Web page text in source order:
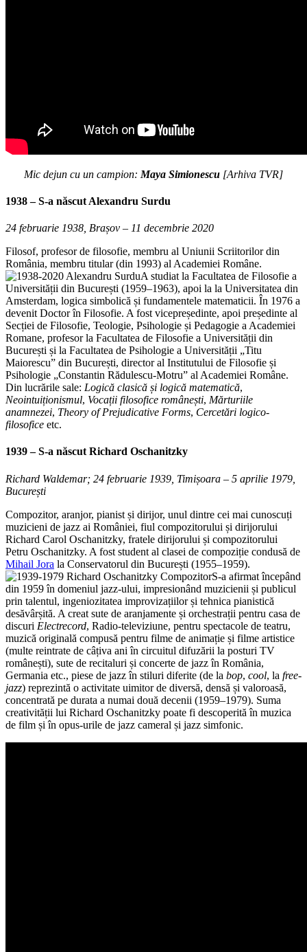
Mic dejun cu un campion: Maya Simionescu [Arhiva TVR]
1938– S-a născut Alexandru Surdu
24 februarie 1938, Brașov – 11 decembrie 2020
Filosof, profesor de filosofie, membru al Uniunii Scriitorilor din
România, membru titular (din 1993) al Academiei Române.
A studiat la Facultatea de Filosofie a
Universității din București (1959–1963), apoi la la Universitatea din
Amsterdam, logica simbolică și fundamentele matematicii. În 1976 a
devenit Doctor în Filosofie. A fost vicepreședinte, apoi președinte al
Secției de Filosofie, Teologie, Psihologie și Pedagogie a Academiei
Romane, profesor la Facultatea de Filosofie a Universității din
București și la Facultatea de Psihologie a Universității „Titu
Maiorescu” din București, director al Institutului de Filosofie și
Psihologie „Constantin Rădulescu-Motru” al Academiei Române.
Din lucrările sale: Logică clasică și logică matematică,
Neointuiționismul, Vocații filosofice românești, Mărturiile
anamnezei, Theory of Prejudicative Forms, Cercetări logico-
filosofice etc.
1939 – S-a născutRichard Oschanitzky
Richard Waldemar; 24 februarie 1939, Timișoara – 5 aprilie 1979,
București
Compozitor, aranjor, pianist și dirijor, unul dintre cei mai cunoscuți
muzicieni de jazz ai României, fiul compozitorului și dirijorului
Richard Carol Oschanitzky, fratele dirijorului și compozitorului
Petru Oschanitzky. A fost student al clasei de compoziție condusă de
Mihail Jora la Conservatorul din București (1955–1959).
S-a afirmat începând
din 1959 în domeniul jazz-ului, impresionând muzicienii și publicul
prin talentul, ingeniozitatea improvizațiilor și tehnica pianistică
desăvârșită. A creat sute de aranjamente și orchestrații pentru casa de
discuri Electrecord, Radio-televiziune, pentru spectacole de teatru,
muzică originală compusă pentru filme de animație și filme artistice
(multe reintrate de câțiva ani în circuitul difuzării la posturi TV
românești), sute de recitaluri și concerte de jazz în România,
Germania etc., piese de jazz în stiluri diferite (de la bop, cool, la free-
jazz) reprezintă o activitate uimitor de diversă, densă și valoroasă,
concentrată pe durata a numai două decenii (1959–1979). Suma
creativității lui Richard Oschanitzky poate fi descoperită în muzica
de film și în opus-urile de jazz cameral și jazz simfonic.